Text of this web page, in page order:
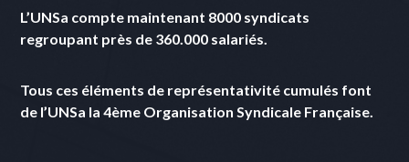
L’UNSa compte maintenant 8000 syndicats
regroupant près de 360.000 salariés.
Tous ces éléments de représentativité cumulés font
de l’UNSa la 4ème Organisation Syndicale Française.